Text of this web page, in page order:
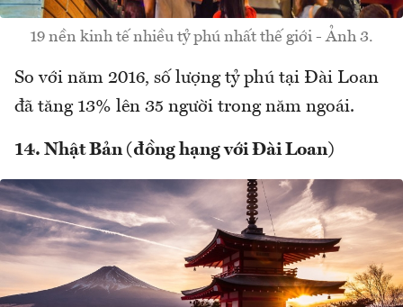
19 nền kinh tế nhiều tỷ phú nhất thế giới - Ảnh 3.
So với năm 2016, số lượng tỷ phú tại Đài Loan
đã tăng 13% lên 35 người trong năm ngoái.
14. Nhật Bản (đồng hạng với Đài Loan)